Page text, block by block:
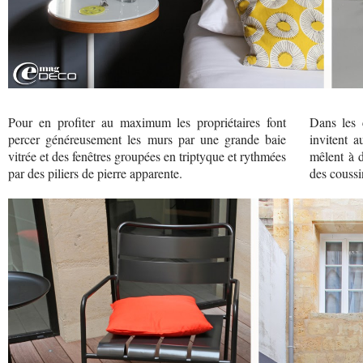
Pour en profiter au maximum les propriétaires font
percer généreusement les murs par une grande baie
vitrée et des fenêtres groupées en triptyque et rythmées
par des piliers de pierre apparente.
Dans les
invitent
mêlent à
des